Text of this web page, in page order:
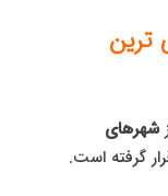
شهرهای
گرفته است.